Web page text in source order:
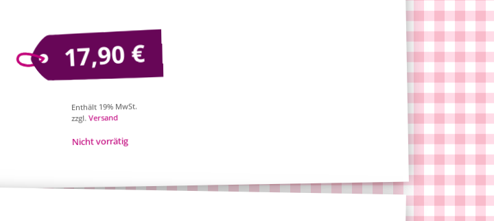
17,90€
Enthält 19% MwSt.
zzgl.Versand
Nicht vorrätig